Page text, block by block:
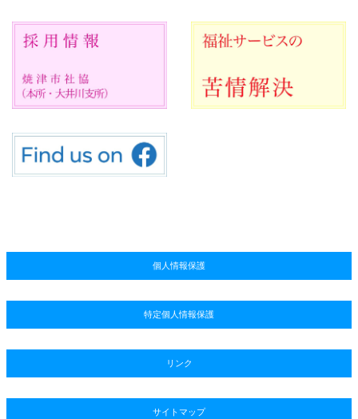
個人情報保護
特定個人情報保護
リンク
サイトマップ